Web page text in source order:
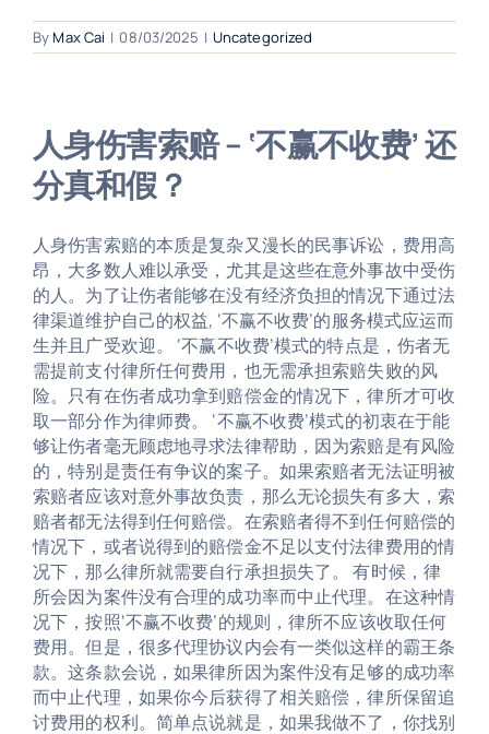
ByMax Cai | 08/03/2025 | Uncategorized
人身伤害索赔 – ‘不赢不收费’ 还
分真和假？
人身伤害索赔的本质是复杂又漫长的民事诉讼，费用高
昂，大多数人难以承受，尤其是这些在意外事故中受伤
的人。为了让伤者能够在没有经济负担的情况下通过法
律渠道维护自己的权益, ‘不赢不收费’的服务模式应运而
生并且广受欢迎。 ‘不赢不收费’模式的特点是，伤者无
需提前支付律所任何费用，也无需承担索赔失败的风
险。只有在伤者成功拿到赔偿金的情况下，律所才可收
取一部分作为律师费。 ‘不赢不收费’模式的初衷在于能
够让伤者毫无顾虑地寻求法律帮助，因为索赔是有风险
的，特别是责任有争议的案子。如果索赔者无法证明被
索赔者应该对意外事故负责，那么无论损失有多大，索
赔者都无法得到任何赔偿。在索赔者得不到任何赔偿的
情况下，或者说得到的赔偿金不足以支付法律费用的情
况下，那么律所就需要自行承担损失了。 有时候，律
所会因为案件没有合理的成功率而中止代理。在这种情
况下，按照‘不赢不收费’的规则，律所不应该收取任何
费用。但是，很多代理协议内会有一类似这样的霸王条
款。这条款会说，如果律所因为案件没有足够的成功率
而中止代理，如果你今后获得了相关赔偿，律所保留追
讨费用的权利。简单点说就是，如果我做不了，你找别